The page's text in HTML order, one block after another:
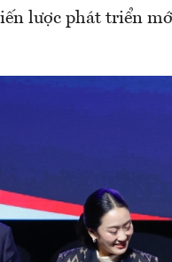
lược phát triển